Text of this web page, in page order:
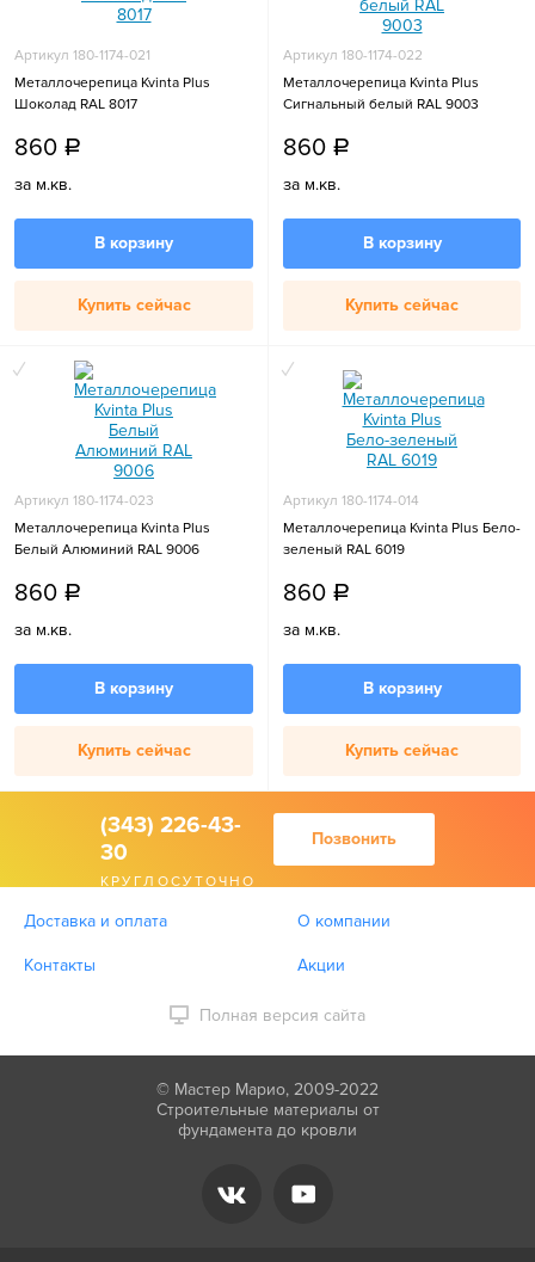
Артикул 180-1174-021
Металлочерепица Kvinta Plus
Шоколад RAL 8017
Артикул 180-1174-022
Металлочерепица Kvinta Plus
Сигнальный белый RAL 9003
860 a
за м.кв.
860 a
за м.кв.
В корзину
Купить сейчас
В корзину
Купить сейчас
Артикул 180-1174-023
Металлочерепица Kvinta Plus
Белый Алюминий RAL 9006
Артикул 180-1174-014
Металлочерепица Kvinta Plus Бело-
зеленый RAL 6019
860 a
за м.кв.
860 a
за м.кв.
В корзину
Купить сейчас
В корзину
Купить сейчас
(343) 226-43-
30
КРУГЛОСУТОЧНО
Позвонить
Доставка и оплата О компании
Контакты Акции
Полная версия сайта
© Мастер Марио, 2009-2022
Строительные материалы от
фундамента до кровли